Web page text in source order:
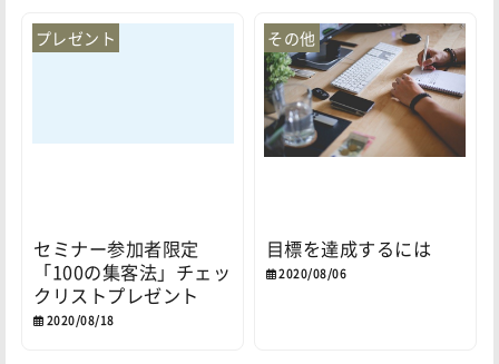
プレゼント
セミナー参加者限定
「100の集客法」チェッ
クリストプレゼント
2020/08/18
その他
目標を達成するには
2020/08/06